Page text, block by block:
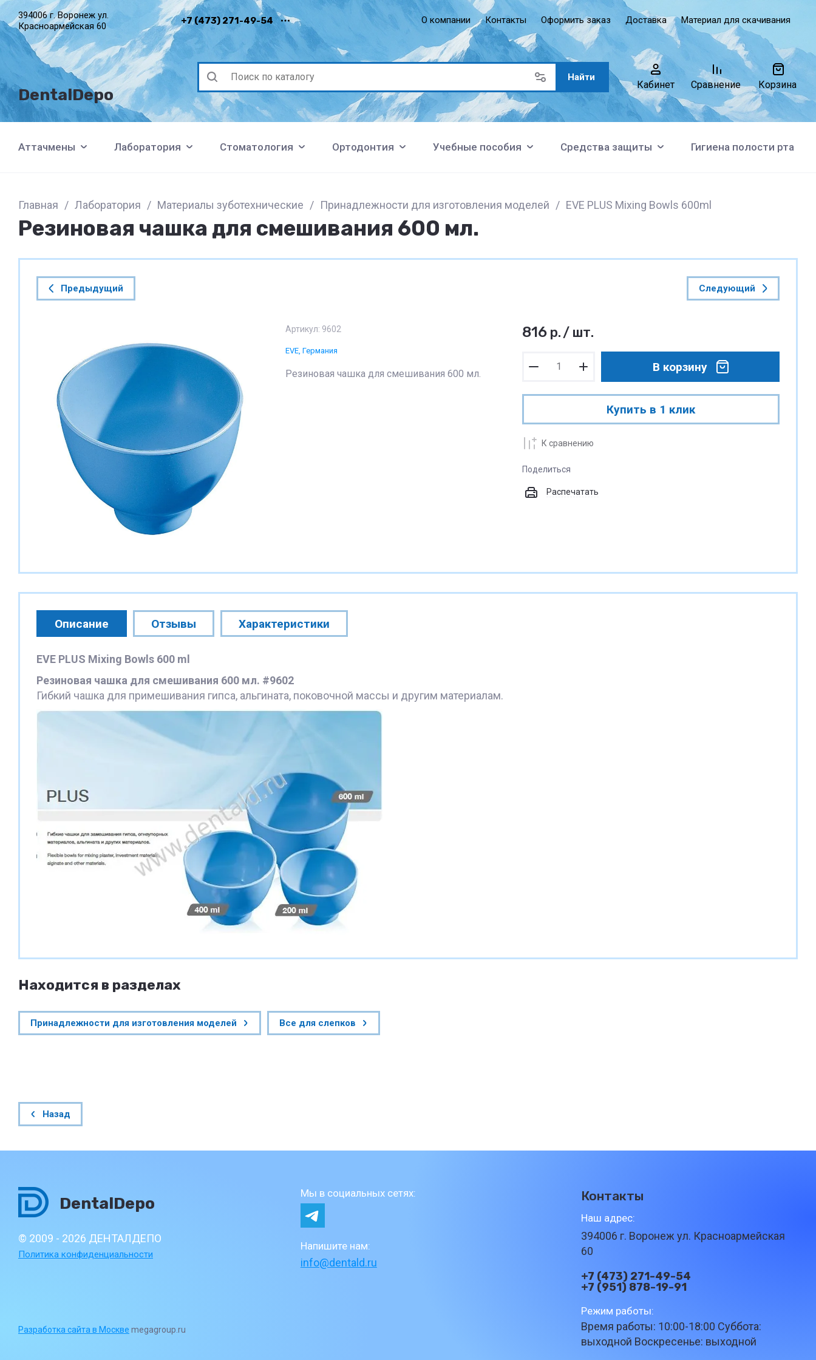
394006 г. Воронеж ул.
Красноармейская 60
+7 (473) 271-49-54 О компании Контакты Оформить заказ Доставка Материал для скачивания
DentalDepo
Найти
Кабинет Сравнение Корзина
Аттачмены Лаборатория Стоматология Ортодонтия Учебные пособия Средства защиты Гигиена полости рта
Главная / Лаборатория / Материалы зуботехнические / Принадлежности для изготовления моделей / EVE PLUS Mixing Bowls 600ml
Резиновая чашка для смешивания 600 мл.
Предыдущий Следующий
Артикул: 9602
EVE, Германия
Резиновая чашка для смешивания 600 мл.
816 р./ шт.
В корзину
Купить в 1 клик
К сравнению
Поделиться
Распечатать
Описание Отзывы Характеристики
EVE PLUS Mixing Bowls 600 ml
Резиновая чашка для смешивания 600 мл. #9602
Гибкий чашка для примешивания гипса, альгината, поковочной массы и другим материалам.
Находится в разделах
Принадлежности для изготовления моделей Все для слепков
Назад
DentalDepo
© 2009 - 2026 ДЕНТАЛДЕПО
Политика конфиденциальности
Разработка сайта в Москве megagroup.ru
Мы в социальных сетях:
Напишите нам:
info@dentald.ru
Контакты
Наш адрес:
394006 г. Воронеж ул. Красноармейская
60
+7 (473) 271-49-54
+7 (951) 878-19-91
Режим работы:
Время работы: 10:00-18:00 Суббота:
выходной Воскресенье: выходной